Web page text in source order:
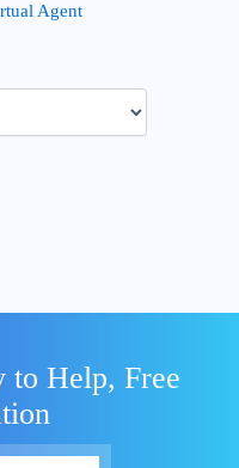
Agent
to Help, Free